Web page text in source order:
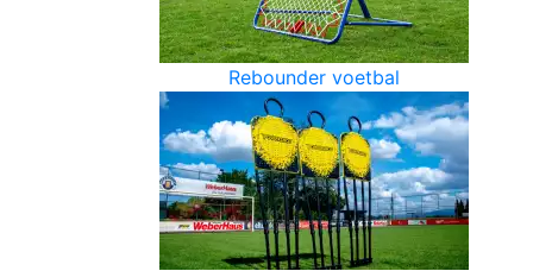
Rebounder voetbal